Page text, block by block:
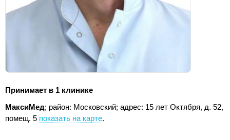
Принимает в 1 клинике
МаксиМед; район: Московский; адрес: 15 лет Октября, д. 52,
помещ. 5 показать на карте.